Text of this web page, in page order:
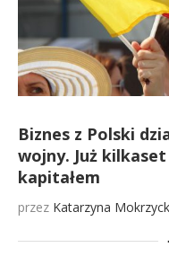
Biznes z Polski
wojny. Już
kapitałem
przez Katarzyna